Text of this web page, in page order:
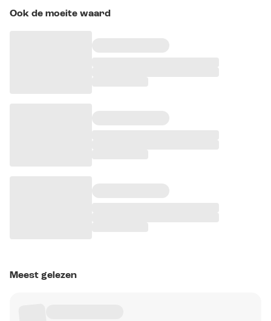
Ook de moeite waard
Meest gelezen